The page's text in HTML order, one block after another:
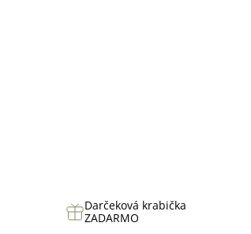
Darčeková krabička
ZADARMO